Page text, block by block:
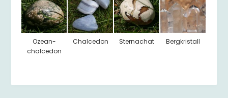
Ozean-
chalcedon
Chalcedon Sternachat Bergkristall